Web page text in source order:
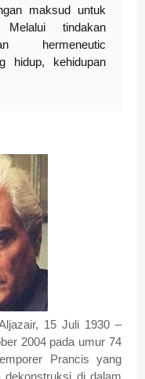
maksud untuk
Melalui tindakan
hermeneutic
hidup, kehidupan
15 Juli 1930 –
2004 pada umur 74
Prancis yang
dekonstruksi di dalam